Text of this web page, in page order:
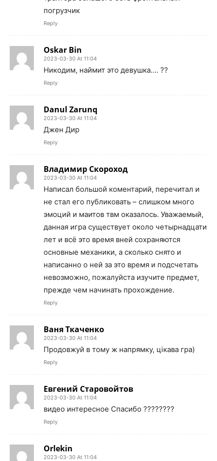
погрузчик
Reply
Oskar Bin
2023-03-30 At 11:04
Никодим, наймит это девушка…. ??
Reply
Danul Zarunq
2023-03-30 At 11:04
Джен Дир
Reply
Владимир Скороход
2023-03-30 At 11:04
Написал большой коментарий, перечитал и
не стал его публиковать – слишком много
эмоций и маитов твм оказалось. Уважаемый,
данная игра существует около четырнадцати
лет и всё это время вней сохраняются
основные механики, а сколько снято и
написанно о ней за это время и подсчетать
невозможно, пожалуйста изучите предмет,
прежде чем начинать прохождение.
Reply
Ваня Ткаченко
2023-03-30 At 11:04
Продовжуй в тому ж напрямку, цікава гра)
Reply
Евгений Старовойтов
2023-03-30 At 11:04
видео интересное Спасибо ????????
Reply
Orlekin
2023-03-30 At 11:04